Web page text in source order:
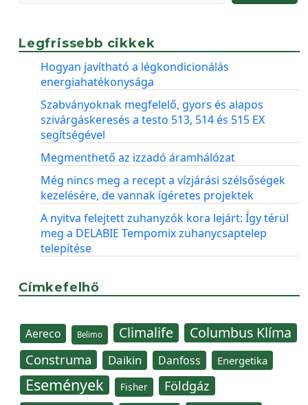
Legfrissebb cikkek
Hogyan javítható a légkondicionálás
energiahatékonysága
Szabványoknak megfelelő, gyors és alapos
szivárgáskeresés a testo 513, 514 és 515 EX
segítségével
Megmenthető az izzadó áramhálózat
Még nincs meg a recept a vízjárási szélsőségek
kezelésére, de vannak ígéretes projektek
A nyitva felejtett zuhanyzók kora lejárt: Így térül
meg a DELABIE Tempomix zuhanycsaptelep
telepítése
Címkefelhő
Aereco Belimo Climalife Columbus Klíma
Construma Daikin Danfoss Energetika
Események Fisher Földgáz